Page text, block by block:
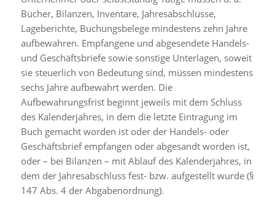
Bücher, Bilanzen, Inventare, Jahresabschlüsse,
Lageberichte, Buchungsbelege mindestens zehn Jahre
aufbewahren. Empfangene und abgesendete Handels-
und Geschäftsbriefe sowie sonstige Unterlagen, soweit
sie steuerlich von Bedeutung sind, müssen mindestens
sechs Jahre aufbewahrt werden. Die
Aufbewahrungsfrist beginnt jeweils mit dem Schluss
des Kalenderjahres, in dem die letzte Eintragung im
Buch gemacht worden ist oder der Handels- oder
Geschäftsbrief empfangen oder abgesandt worden ist,
oder – bei Bilanzen – mit Ablauf des Kalenderjahres, in
dem der Jahresabschluss fest- bzw. aufgestellt wurde (§
147 Abs. 4 der Abgabenordnung).